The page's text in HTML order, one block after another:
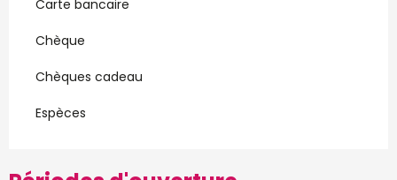
Carte bancaire
Chèque
Chèques cadeau
Espèces